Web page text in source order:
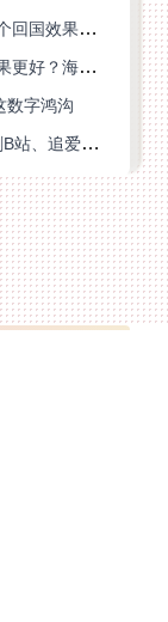
ChickCN VPN好用吗？和海牛VPN对比哪个回国效果更好？
ChickCN VPN和当归VPN对比哪个回国效果更好？海外党亲测后选了它
数字鸿沟
Quickback和巨鲸好用吗？在海外深夜想刷B站、追爱奇艺的你，或许正需要这份答案